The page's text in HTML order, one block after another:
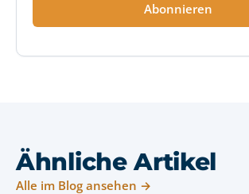
Abonnieren
Ähnliche Artikel
Alle im Blog ansehen →